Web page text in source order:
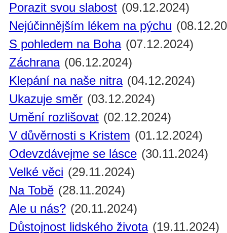
Porazit svou slabost (09.12.2024)
Nejúčinnějším lékem na pýchu
S pohledem na Boha (07.12.2024)
Záchrana (06.12.2024)
Klepání na naše nitra (04.12.2024)
Ukazuje směr (03.12.2024)
Umění rozlišovat (02.12.2024)
V důvěrnosti s Kristem (01.12.2024)
Odevzdávejme se lásce (30.11.2024)
Velké věci (29.11.2024)
Na Tobě (28.11.2024)
Ale u nás? (20.11.2024)
Důstojnost lidského života (19.11.2024)